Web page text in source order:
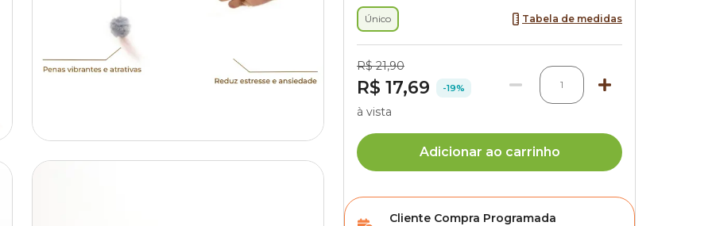
Único Tabela de medidas
R$ 21,90
R$ 17,69 -19% 1
à vista
Adicionar ao carrinho
Cliente Compra Programada